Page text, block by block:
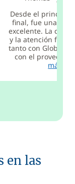
Desde el principio
final, fue una
excelente. La
y la atención
tanto con
con el
más
en las